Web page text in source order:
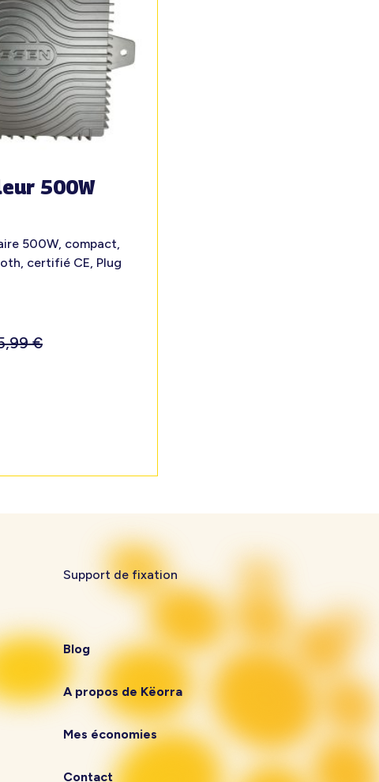
500W
500W, compact,
certifié CE, Plug
€
Support de fixation
Blog
A propos de Këorra
Mes économies
Contact